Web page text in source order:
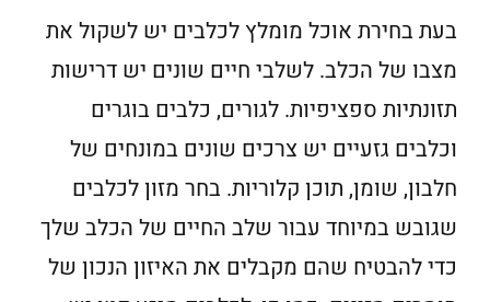
בעת בחירת אוכל מומלץ לכלבים יש לשקול את
מצבו של הכלב. לשלבי חיים שונים יש דרישות
תזונתיות ספציפיות. לגורים, כלבים בוגרים
וכלבים גזעיים יש צרכים שונים במונחים של
חלבון, שומן, תוכן קלוריות. בחר מזון לכלבים
שגובש במיוחד עבור שלב החיים של הכלב שלך
כדי להבטיח שהם מקבלים את האיזון הנכון של